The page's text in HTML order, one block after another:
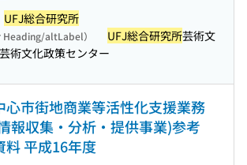
UFJ総合研究所
altLabel） UFJ総合研究所芸術文
術文化政策センター
心市街地商業等活性化支援業務
報収集・分析・提供事業)参考
料 平成16年度